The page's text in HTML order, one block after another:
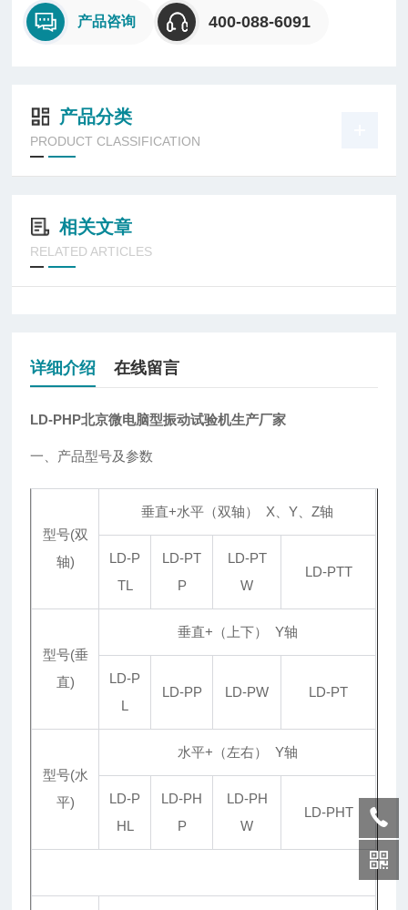
产品咨询 400-088-6091
产品分类
PRODUCT CLASSIFICATION
相关文章
RELATED ARTICLES
详细介绍 在线留言
LD-PHP北京微电脑型振动试验机生产厂家
一、产品型号及参数
型号(双
轴)
垂直+水平（双轴） X、Y、Z轴
LD-P
TL
LD-PT
P
LD-PT
W
LD-PTT
型号(垂
直)
垂直+（上下） Y轴
LD-P
L
LD-PP LD-PW LD-PT
型号(水
平)
水平+（左右） Y轴
LD-P
HL
LD-PH
P
LD-PH
W
LD-PHT